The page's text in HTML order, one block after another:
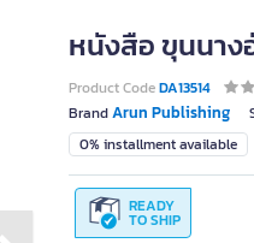
หนังสือ ขุนนาง
Product CodeDA13514
BrandArun Publishing
0% installment available
READY
TO SHIP